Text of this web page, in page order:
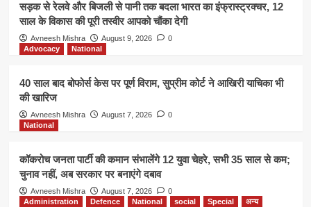
सड़क से रेलवे और बिजली से पानी तक बदला भारत का इंफ्रास्ट्रक्चर, 12
साल के विकास की पूरी तस्वीर आपको चौंका देगी
Avneesh Mishra August 9, 2026
0
Advocacy
National
40 साल बाद बोफोर्स केस पर पूर्ण विराम, सुप्रीम कोर्ट ने आखिरी याचिका भी
की खारिज
Avneesh Mishra August 7, 2026
0
National
कॉकरोच जनता पार्टी की कमान संभालेंगे 12 युवा चेहरे, सभी 35 साल से कम;
चुनाव नहीं, अब सरकार पर बनाएंगे दबाव
Avneesh Mishra August 7, 2026
0
Administration
Defence National social Special अन्य